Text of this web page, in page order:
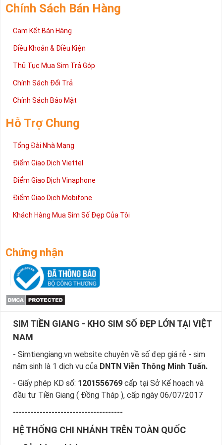
Chính Sách Bán Hàng
Cam Kết Bán Hàng
Điều Khoản & Điều Kiện
Thủ Tục Mua Sim Trả Góp
Chính Sách Đổi Trả
Chính Sách Bảo Mật
Hỗ Trợ Chung
Tổng Đài Nhà Mạng
Điểm Giao Dịch Viettel
Điểm Giao Dịch Vinaphone
Điểm Giao Dịch Mobifone
Khách Hàng Mua Sim Số Đẹp Của Tôi
Chứng nhận
SIM TIỀN GIANG - KHO SIM SỐ ĐẸP LỚN TẠI VIỆT
NAM
- Simtiengiang.vn website chuyên về số đẹp giá rẻ - sim
năm sinh là 1 dịch vụ của DNTN Viễn Thông Minh Tuấn.
- Giấy phép KD số: 1201556769 cấp tại Sở Kế hoạch và
đầu tư Tiền Giang ( Đồng Tháp ), cấp ngày 06/07/2017
-------------------------------------
HỆ THỐNG CHI NHÁNH TRÊN TOÀN QUỐC